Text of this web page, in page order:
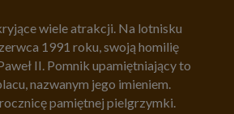
wiele atrakcji. Na lotnisku
1991 roku, swoją homilię
II. Pomnik upamiętniający to
nazwanym jego imieniem.
pamiętnej pielgrzymki.